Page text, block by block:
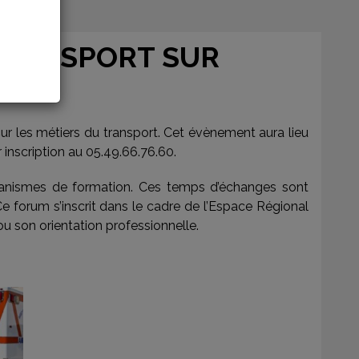
SUR
les métiers du transport. Cet évènement aura lieu
inscription au 05.49.66.76.60.
de formation. Ces temps d’échanges sont
forum s’inscrit dans le cadre de l’Espace Régional
son orientation professionnelle.